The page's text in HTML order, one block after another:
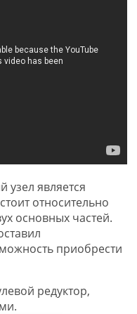
узел является
относительно
основных частей.
приобрести
редуктор,